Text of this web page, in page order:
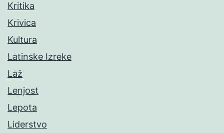
Kritika
Krivica
Kultura
Latinske Izreke
Laž
Lenjost
Lepota
Liderstvo